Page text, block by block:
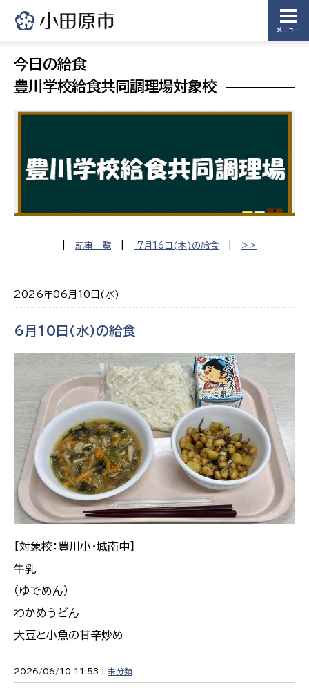
メニュー
今日の給食
豊川学校給食共同調理場対象校
記事一覧 7月16日(木)の給食 >>
2026年06月10日(水)
6月10日(水)の給食
【対象校：豊川小・城南中】
牛乳
（ゆでめん）
わかめうどん
大豆と小魚の甘辛炒め
2026/06/10 11:53 | 未分類